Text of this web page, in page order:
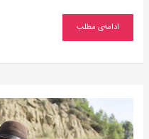
ادامه‌ی مطلب
همان
املا